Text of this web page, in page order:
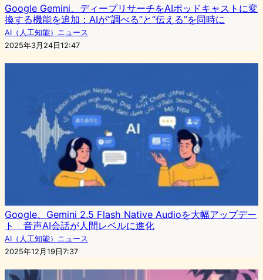
Google Gemini、ディープリサーチをAIポッドキャストに変
換する機能を追加：AIが”調べる”と”伝える”を同時に
AI（人工知能）ニュース
2025年3月24日12:47
Google、Gemini 2.5 Flash Native Audioを大幅アップデー
ト 音声AI会話が人間レベルに進化
AI（人工知能）ニュース
2025年12月19日7:37